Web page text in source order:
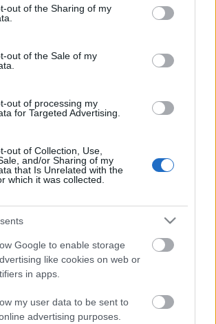
visit or usage behaviour. You may click to
to Google and its third-party tags to
below specified purposes in below Google
out of the Sharing of my
out of the Sale of my
out of processing my
for Targeted Advertising.
out of Collection, Use,
and/or Sharing of my
that Is Unrelated with the
which it was collected.
Google to enable storage
like cookies on web or
in apps.
my user data to be sent to
advertising purposes.
a Bocuse d'Ort és hogy
a nevét? És még egy
a győztesről!
31.
a legilletékesebbet, őt magát,